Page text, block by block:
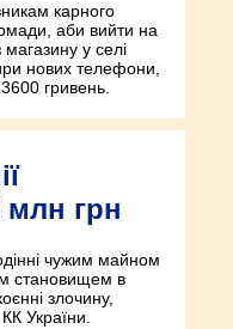
карного
аби вийти на
магазину у селі
нових телефони,
гривень.
грн
чужим майном
становищем в
злочину,
України.